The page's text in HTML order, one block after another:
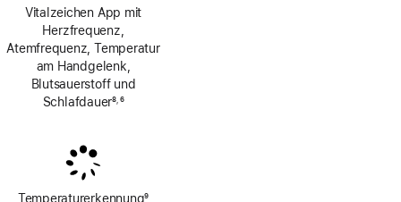
Vitalzeichen App mit
Herzfrequenz,
Atemfrequenz, Temperatur
am Handgelenk,
Blutsauerstoff und
Schlafdauer8, 6
Temperaturerkennung9